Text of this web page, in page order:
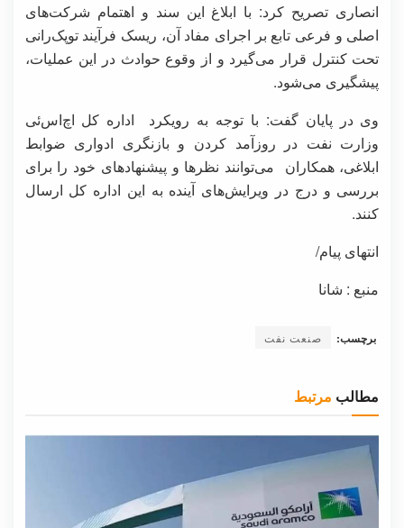
انصاری تصریح کرد: با ابلاغ این سند و اهتمام شرکت‌های
اصلی و فرعی تابع بر اجرای مفاد آن، ریسک فرآیند توپک‌رانی
تحت کنترل قرار می‌گیرد و از وقوع حوادث در این عملیات،
پیشگیری می‌شود.
وی در پایان گفت: با توجه به رویکرد اداره کل اچ‌اس‌ئی
وزارت نفت در روزآمد کردن و بازنگری ادواری ضوابط
ابلاغی، همکاران می‌توانند نظرها و پیشنهادهای خود را برای
بررسی و درج در ویرایش‌های آینده به این اداره کل ارسال
کنند.
انتهای پیام/
منبع : شانا
برچسب: صنعت نفت
مطالب مرتبط